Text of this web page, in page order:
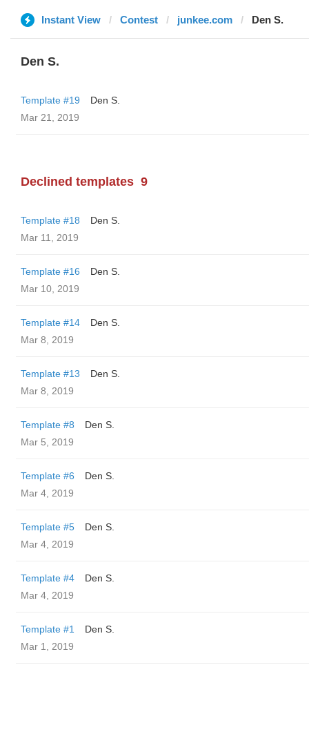
Instant View Contest junkee.com Den S.
Den S.
Template #19
Den S.
Mar 21, 2019
Declined templates 9
Template #18
Den S.
Mar 11, 2019
Template #16
Den S.
Mar 10, 2019
Template #14
Den S.
Mar 8, 2019
Template #13
Den S.
Mar 8, 2019
Template #8
Den S.
Mar 5, 2019
Template #6
Den S.
Mar 4, 2019
Template #5
Den S.
Mar 4, 2019
Template #4
Den S.
Mar 4, 2019
Template #1
Den S.
Mar 1, 2019